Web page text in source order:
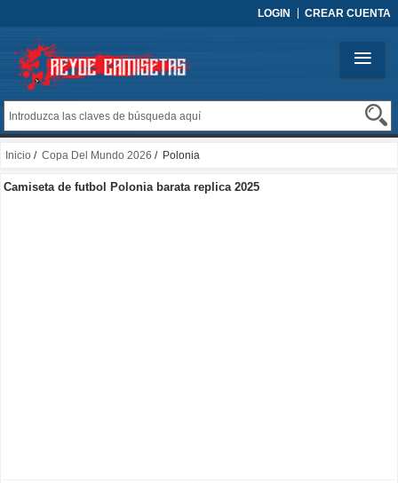
LOGIN CREAR CUENTA
Inicio / Copa Del Mundo 2026 / Polonia
Camiseta de futbol Polonia barata replica 2025